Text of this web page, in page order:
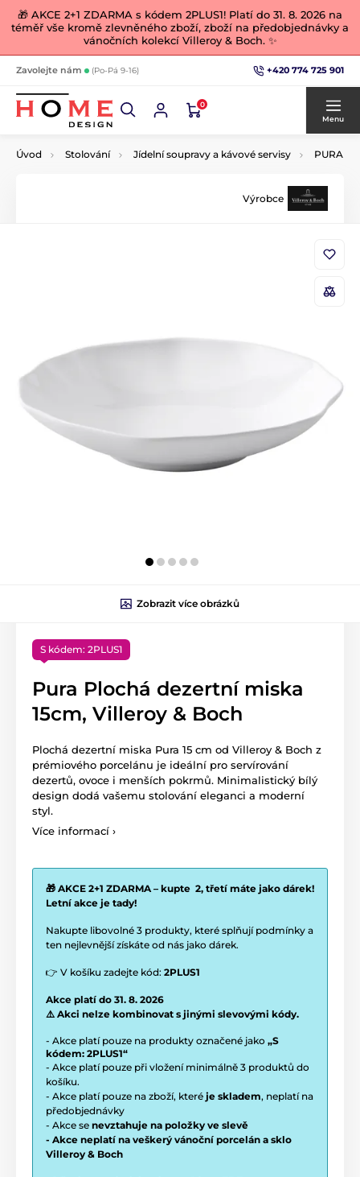
🎁 AKCE 2+1 ZDARMA s kódem 2PLUS1! Platí do 31. 8. 2026 na
téměř vše kromě zlevněného zboží, zboží na předobjednávky a
vánočních kolekcí Villeroy & Boch. ✨
Zavolejte nám (Po-Pá 9-16) +420 774 725 901
0
Menu
Úvod Stolování Jídelní soupravy a kávové servisy PURA
Výrobce
Zobrazit více obrázků
S kódem: 2PLUS1
Pura Plochá dezertní miska
15cm, Villeroy & Boch
Plochá dezertní miska Pura 15 cm od Villeroy & Boch z
prémiového porcelánu je ideální pro servírování
dezertů, ovoce i menších pokrmů. Minimalistický bílý
design dodá vašemu stolování eleganci a moderní
styl.
Více informací ›
🎁 AKCE 2+1 ZDARMA – kupte 2, třetí máte jako dárek!
Letní akce je tady!
Nakupte libovolné 3 produkty, které splňují podmínky a
ten nejlevnější získáte od nás jako dárek.
👉 V košíku zadejte kód: 2PLUS1
Akce platí do 31. 8. 2026
⚠️ Akci nelze kombinovat s jinými slevovými kódy.
- Akce platí pouze na produkty označené jako „S
kódem: 2PLUS1“
- Akce platí pouze při vložení minimálně 3 produktů do
košíku.
- Akce platí pouze na zboží, které je skladem, neplatí na
předobjednávky
- Akce se nevztahuje na položky ve slevě
- Akce neplatí na veškerý vánoční porcelán a sklo
Villeroy & Boch